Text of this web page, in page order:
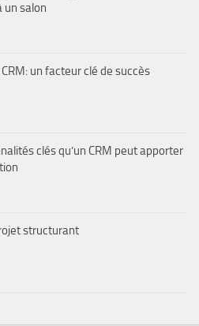
un salon
CRM: un facteur clé de succès
clés qu’un CRM peut apporter
structurant